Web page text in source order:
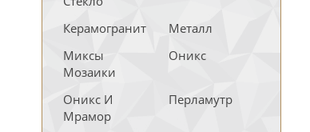
Керамогранит
Металл
Миксы
Мозаики
Оникс
Оникс И
Мрамор
Перламутр